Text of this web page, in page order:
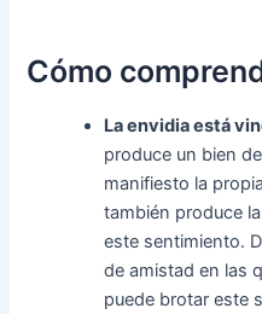
Cómo
La envidia está
produce un bien
manifiesto la
también produce
este sentimiento.
de amistad en las
puede brotar este